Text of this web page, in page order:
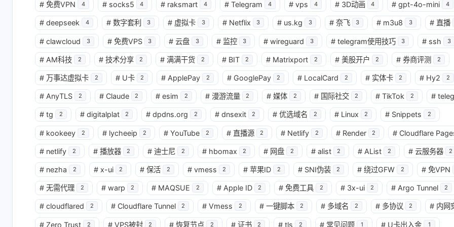
# 免费VPN 4 # socks5 4 # raksmart 4 # Telegram 4 # vps 4 # 3D动画 4 # gpt-4o-mini 4
# deepseek 4 # 数字套利 3 # 虚拟卡 3 # Netflix 3 # us.kg 3 # 奈飞 3 # m3u8 3 # 直播
# clawcloud 3 # 免费VPS 3 # 云盘 3 # 监控 3 # wireguard 3 # telegram使用技巧 3 # ssh 3
# AM科技 2 # 技术分享 2 # 满满干货 2 # BIT 2 # Matrixport 2 # 美股开户 2 # 券商评测 2
# 万事达虚拟卡 2 # U卡 2 # ApplePay 2 # GooglePay 2 # LocalCard 2 # 实体卡 2 # Hy2 2
# AnyTLS 2 # Claude 2 # esim 2 # 漫游流量 2 # 媒体 2 # 国际社交 2 # TikTok 2 #
# tg 2 # digitalplat 2 # dpdns.org 2 # dnsexit 2 # 优选域名 2 # Linux 2 # Snippets 2
# kookeey 2 # lycheeip 2 # YouTube 2 # 直播源 2 # Netlify 2 # Render 2 # Cloudflare
# netlify 2 # 播放器 2 # 迪士尼 2 # hbomax 2 # 网盘 2 # alist 2 # AList 2 # 云服务器 2
# nezha 2 # x-ui 2 # 保活 2 # vmess 2 # 苹果ID 2 # SNI伪装 2 # 绕过GFW 2 # 免VPN
# 无需代理 2 # warp 2 # MAQSUE 2 # Apple ID 2 # 免费工具 2 # 3x-ui 2 # Argo Tunnel 2
# cloudflared 2 # Cloudflare Tunnel 2 # Vmess 2 # 一键脚本 2 # 多域名 2 # 多协议 2 # 内网
# Zero Trust 2 # VPS被封 2 # 恢复节点 2 # 证书 2 # tls 2 # 常见问题 1 # U卡出入金 1